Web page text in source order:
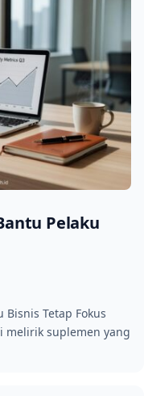
Pelaku
Tetap Fokus
melirik suplemen yang